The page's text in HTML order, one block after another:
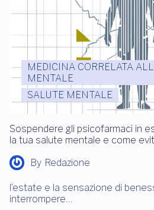
MEDICINA CORRELATA
MENTALE
SALUTE MENTALE
Sospendere gli psicofarmaci in
la tua salute mentale e come
By Redazione
l’estate e la sensazione di
interrompere…